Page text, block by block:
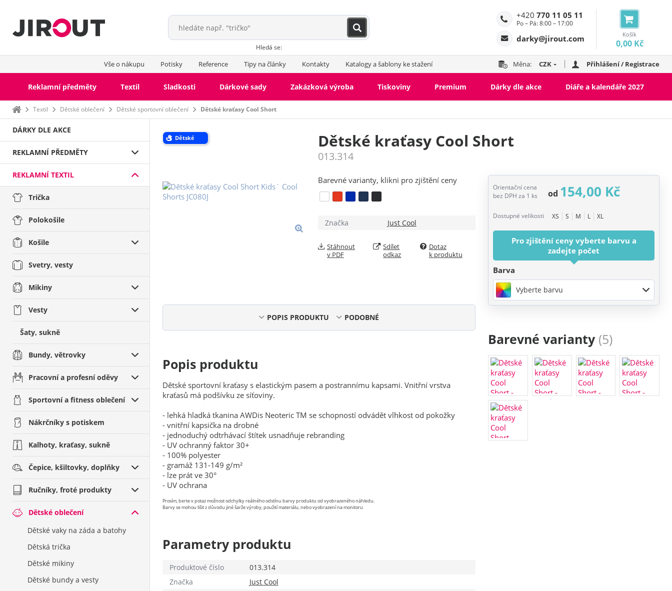
Košík
0,00 Kč
+420 770 11 05 11
Po – Pá: 8:00 – 17:00
darky@jirout.com
Hledá se:
Vše o nákupu Potisky Reference Tipy na články Kontakty Katalogy a šablony ke stažení Měna: CZK Přihlášení / Registrace
Reklamní předměty Textil Sladkosti Dárkové sady Zakázková výroba Tiskoviny Premium Dárky dle akce Diáře a kalendáře 2027
Domů Textil Dětské oblečení Dětské sportovní oblečení Dětské kraťasy Cool Short
DÁRKY DLE AKCE
REKLAMNÍ PŘEDMĚTY
REKLAMNÍ TEXTIL
Trička
Polokošile
Košile
Svetry, vesty
Mikiny
Vesty
Šaty, sukně
Bundy, větrovky
Pracovní a profesní oděvy
Sportovní a fitness oblečení
Nákrčníky s potiskem
Kalhoty, kraťasy, sukně
Čepice, kšiltovky, doplňky
Ručníky, froté produkty
Dětské oblečení
Dětské vaky na záda a batohy
Dětská trička
Dětské mikiny
Dětské bundy a vesty
Dětské kraťasy Cool Short
013.314
Dětské
Barevné varianty, klikni pro zjištění ceny
Orientační cena
bez DPH za 1 ks
od 154,00 Kč
Dostupné velikosti XS S M L XL
Pro zjištění ceny vyberte barvu a
zadejte počet
Barva
Vyberte barvu
Značka Just Cool
Stáhnout
v PDF
Sdílet
odkaz
Dotaz
k produktu
POPIS PRODUKTU PODOBNÉ
Popis produktu
Dětské sportovní kraťasy s elastickým pasem a postrannímu kapsami. Vnitřní vrstva
kraťasů má podšívku ze síťoviny.
- lehká hladká tkanina AWDis Neoteric TM se schopností odvádět vlhkost od pokožky
- vnitřní kapsička na drobné
- jednoduchý odtrhávací štítek usnadňuje rebranding
- UV ochranný faktor 30+
- 100% polyester
- gramáž 131-149 g/m²
- lze prát ve 30°
- UV ochrana
Prosím, berte v potaz možnost odchylky reálného odstínu barvy produktu od vyobrazeného náhledu.
Barvy se mohou lišit z důvodu jiné šarže výroby, použití materiálu, nebo vyobrazení na monitoru
Parametry produktu
Produktové číslo
013.314
Značka
Just Cool
Barevné varianty (5)